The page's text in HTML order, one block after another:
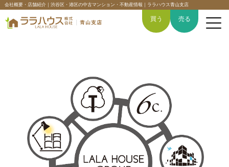
会社概要・店舗紹介｜渋谷区・港区の中古マンション・不動産情報｜ララハウス青山支店
買いたい
売りたい
空間デザイン事例
買う 売る